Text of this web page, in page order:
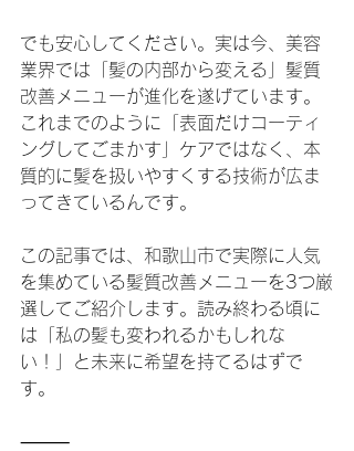
でも安心してください。実は今、美容
業界では「髪の内部から変える」髪質
改善メニューが進化を遂げています。
これまでのように「表面だけコーティ
ングしてごまかす」ケアではなく、本
質的に髪を扱いやすくする技術が広ま
ってきているんです。
この記事では、和歌山市で実際に人気
を集めている髪質改善メニューを3つ厳
選してご紹介します。読み終わる頃に
は「私の髪も変われるかもしれな
い！」と未来に希望を持てるはずで
す。
⸻